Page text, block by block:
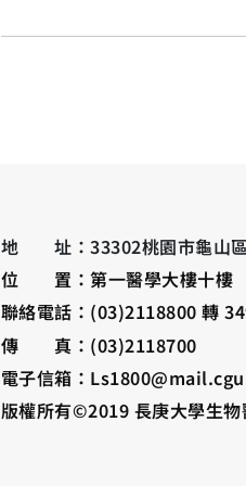
地 址：33302桃園市龜山區
位 置：第一醫學大樓十樓
聯絡電話：(03)2118800 轉
傳 真：(03)2118700
電子信箱：
版權所有©2019 長庚大學生